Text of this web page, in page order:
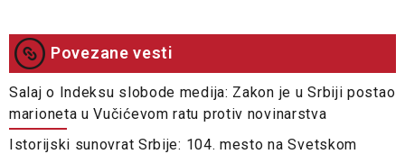
Povezane vesti
Salaj o Indeksu slobode medija: Zakon je u Srbiji postao
marioneta u Vučićevom ratu protiv novinarstva
Istorijski sunovrat Srbije: 104. mesto na Svetskom